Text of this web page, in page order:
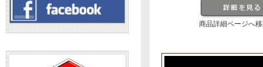
商品詳細ページへ